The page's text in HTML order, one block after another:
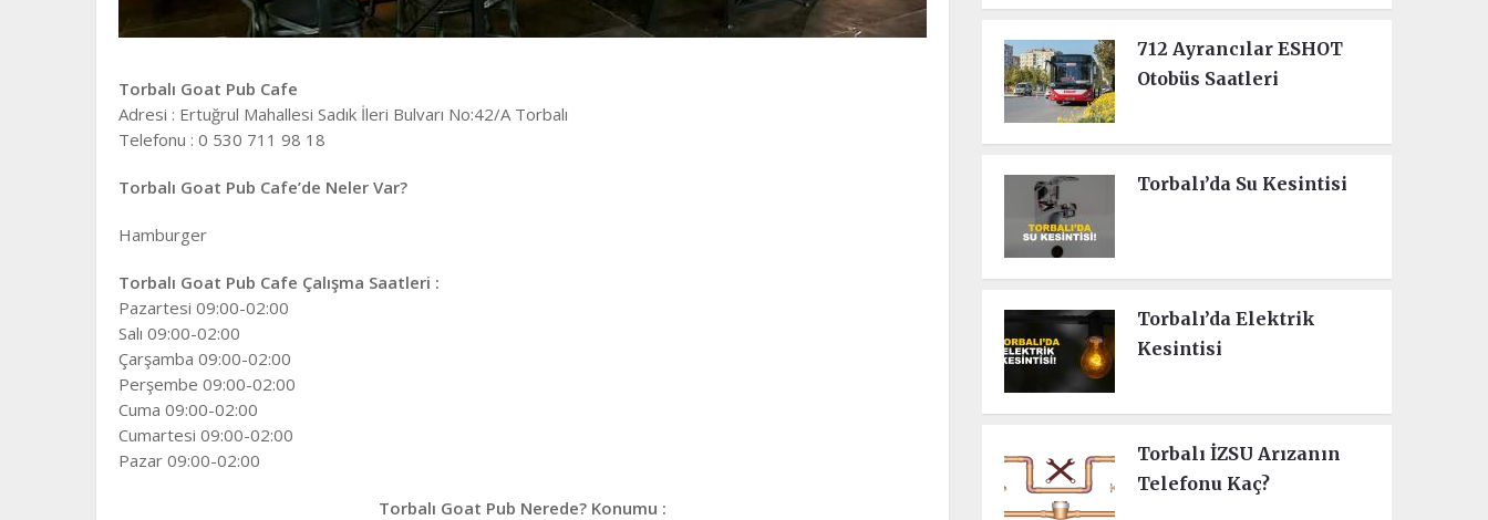
Torbalı Goat Pub Cafe
Adresi : Ertuğrul Mahallesi Sadık İleri Bulvarı No:42/A Torbalı
Telefonu : 0 530 711 98 18
Torbalı Goat Pub Cafe’de Neler Var?
Hamburger
Torbalı Goat Pub Cafe Çalışma Saatleri :
Pazartesi 09:00-02:00
Salı 09:00-02:00
Çarşamba 09:00-02:00
Perşembe 09:00-02:00
Cuma 09:00-02:00
Cumartesi 09:00-02:00
Pazar 09:00-02:00
Torbalı Goat Pub Nerede? Konumu :
712 Ayrancılar ESHOT
Otobüs Saatleri
Torbalı’da Su Kesintisi
Torbalı’da Elektrik
Kesintisi
Torbalı İZSU Arızanın
Telefonu Kaç?